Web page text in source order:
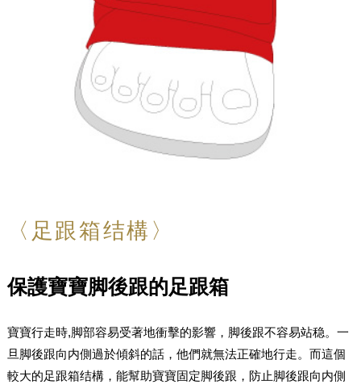
〈足跟箱结構〉
保護寶寶脚後跟的足跟箱
寶寶行走時,脚部容易受著地衝擊的影響，脚後跟不容易站稳。一
旦脚後跟向内側過於傾斜的話，他們就無法正確地行走。而這個
較大的足跟箱结構，能幫助寶寶固定脚後跟，防止脚後跟向内側